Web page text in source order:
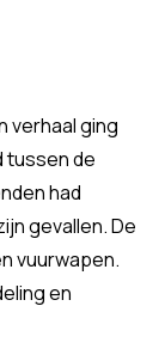
verhaal ging
tussen de
had
gevallen. De
vuurwapen.
en